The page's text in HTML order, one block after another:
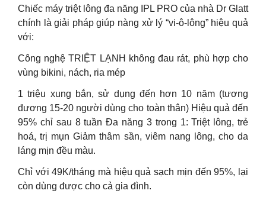
Chiếc máy triệt lông đa năng IPL PRO của nhà Dr Glatt
chính là giải pháp giúp nàng xử lý “vi-ô-lông” hiệu quả
với:
Công nghệ TRIỆT LẠNH không đau rát, phù hợp cho
vùng bikini, nách, ria mép
1 triệu xung bắn, sử dụng đến hơn 10 năm (tương
đương 15-20 người dùng cho toàn thân) Hiệu quả đến
95% chỉ sau 8 tuần Đa năng 3 trong 1: Triệt lông, trẻ
hoá, trị mụn Giảm thâm sần, viêm nang lông, cho da
láng mịn đều màu.
Chỉ với 49K/tháng mà hiệu quả sạch mịn đến 95%, lại
còn dùng được cho cả gia đình.